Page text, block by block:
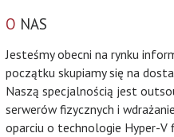
O NAS
Jesteśmy obecni na rynku
początku skupiamy się na
Naszą specjalnością jest
serwerów fizycznych i
oparciu o technologie Hyper-V